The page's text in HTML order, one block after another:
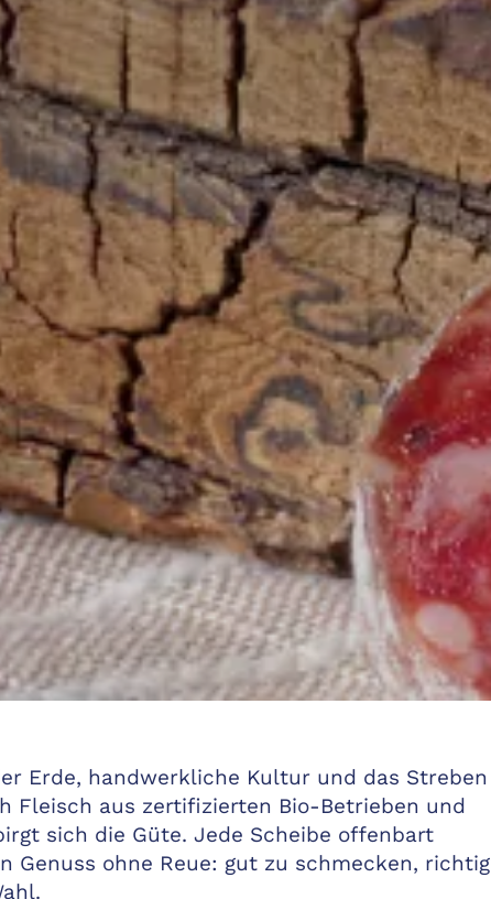
Erde, handwerkliche Kultur und das Streben
Fleisch aus zertifizierten Bio-Betrieben und
sich die Güte. Jede Scheibe offenbart
ohne Reue: gut zu schmecken, richtig